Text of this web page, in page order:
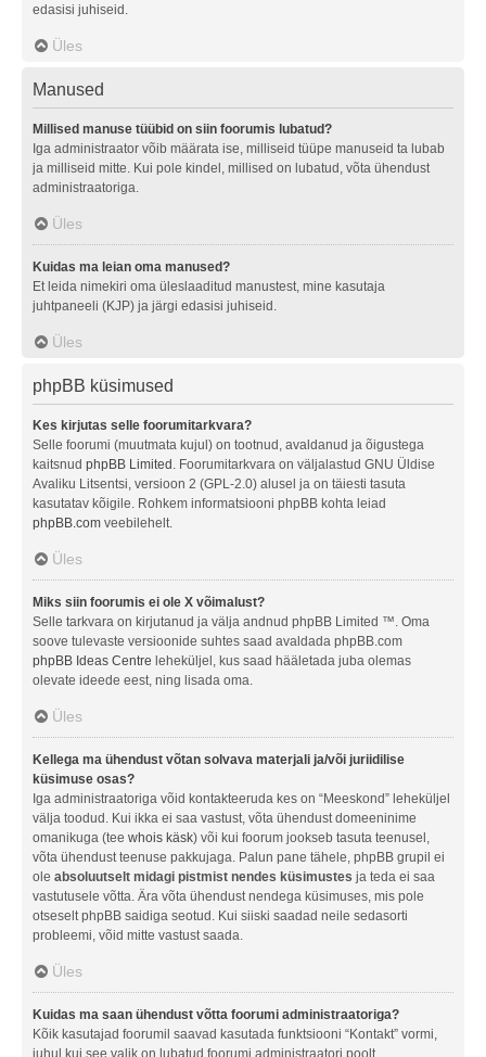
edasisi juhiseid.
Üles
Manused
Millised manuse tüübid on siin foorumis lubatud?
Iga administraator võib määrata ise, milliseid tüüpe manuseid ta lubab
ja milliseid mitte. Kui pole kindel, millised on lubatud, võta ühendust
administraatoriga.
Üles
Kuidas ma leian oma manused?
Et leida nimekiri oma üleslaaditud manustest, mine kasutaja
juhtpaneeli (KJP) ja järgi edasisi juhiseid.
Üles
phpBB küsimused
Kes kirjutas selle foorumitarkvara?
Selle foorumi (muutmata kujul) on tootnud, avaldanud ja õigustega
kaitsnud phpBB Limited . Foorumitarkvara on väljalastud GNU Üldise
Avaliku Litsentsi, versioon 2 (GPL-2.0) alusel ja on täiesti tasuta
kasutatav kõigile. Rohkem informatsiooni phpBB kohta leiad
phpBB.com veebilehelt.
Üles
Miks siin foorumis ei ole X võimalust?
Selle tarkvara on kirjutanud ja välja andnud phpBB Limited ™. Oma
soove tulevaste versioonide suhtes saad avaldada phpBB.com
phpBB Ideas Centre leheküljel, kus saad hääletada juba olemas
olevate ideede eest, ning lisada oma.
Üles
Kellega ma ühendust võtan solvava materjali ja/või juriidilise
küsimuse osas?
Iga administraatoriga võid kontakteeruda kes on “Meeskond” leheküljel
välja toodud. Kui ikka ei saa vastust, võta ühendust domeeninime
omanikuga (tee whois käsk) või kui foorum jookseb tasuta teenusel,
võta ühendust teenuse pakkujaga. Palun pane tähele, phpBB grupil ei
ole absoluutselt midagi pistmist nendes küsimustes ja teda ei saa
vastutusele võtta. Ära võta ühendust nendega küsimuses, mis pole
otseselt phpBB saidiga seotud. Kui siiski saadad neile sedasorti
probleemi, võid mitte vastust saada.
Üles
Kuidas ma saan ühendust võtta foorumi administraatoriga?
Kõik kasutajad foorumil saavad kasutada funktsiooni “Kontakt” vormi,
juhul kui see valik on lubatud foorumi administraatori poolt.